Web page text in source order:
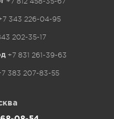
343 226-04-95
202-35-17
+7 831 261-39-63
383 207-83-55